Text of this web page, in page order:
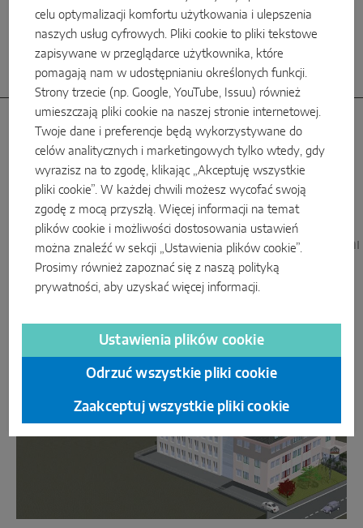
Oddziały sprzedaży
z magazynami
MAICO WłochyMACO NiemcyMACO Wielka
celu optymalizacji komfortu użytkowania i ulepszenia
naszych usług cyfrowych. Pliki cookie to pliki tekstowe
zapisywane w przeglądarce użytkownika, które
pomagają nam w udostępnianiu określonych funkcji.
Strony trzecie (np. Google, YouTube, Issuu) również
umieszczają pliki cookie na naszej stronie internetowej.
Twoje dane i preferencje będą wykorzystywane do
celów analitycznych i marketingowych tylko wtedy, gdy
wyrazisz na to zgodę, klikając „Akceptuję wszystkie
pliki cookie”. W każdej chwili możesz wycofać swoją
zgodę z mocą przyszłą. Więcej informacji na temat
plików cookie i możliwości dostosowania ustawień
można znaleźć w sekcji „Ustawienia plików cookie”.
Prosimy również zapoznać się z naszą polityką
prywatności , aby uzyskać więcej informacji.
Ustawienia plików cookie
Odrzuć wszystkie pliki cookie
Zaakceptuj wszystkie pliki cookie